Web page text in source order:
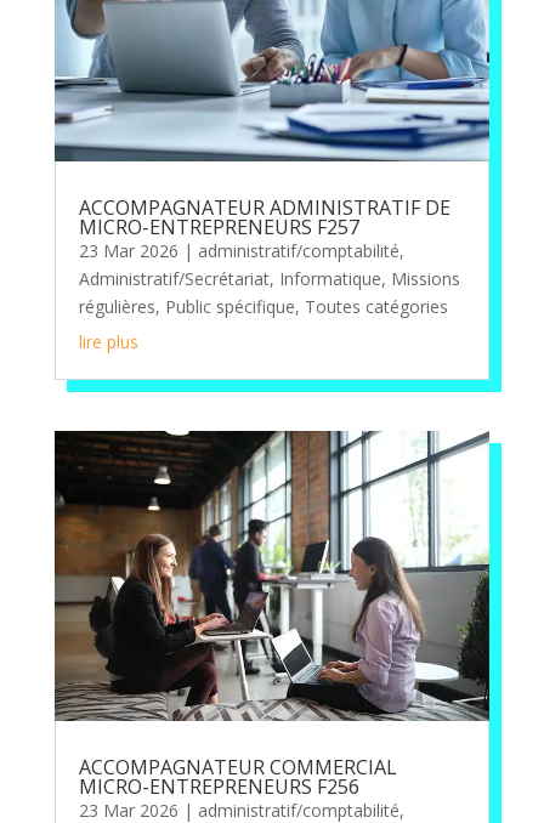
ACCOMPAGNATEUR ADMINISTRATIF DE
MICRO-ENTREPRENEURS F257
23 Mar 2026 | administratif/comptabilité,
Administratif/Secrétariat, Informatique, Missions
régulières, Public spécifique, Toutes catégories
lire plus
ACCOMPAGNATEUR COMMERCIAL
MICRO-ENTREPRENEURS F256
23 Mar 2026 | administratif/comptabilité,